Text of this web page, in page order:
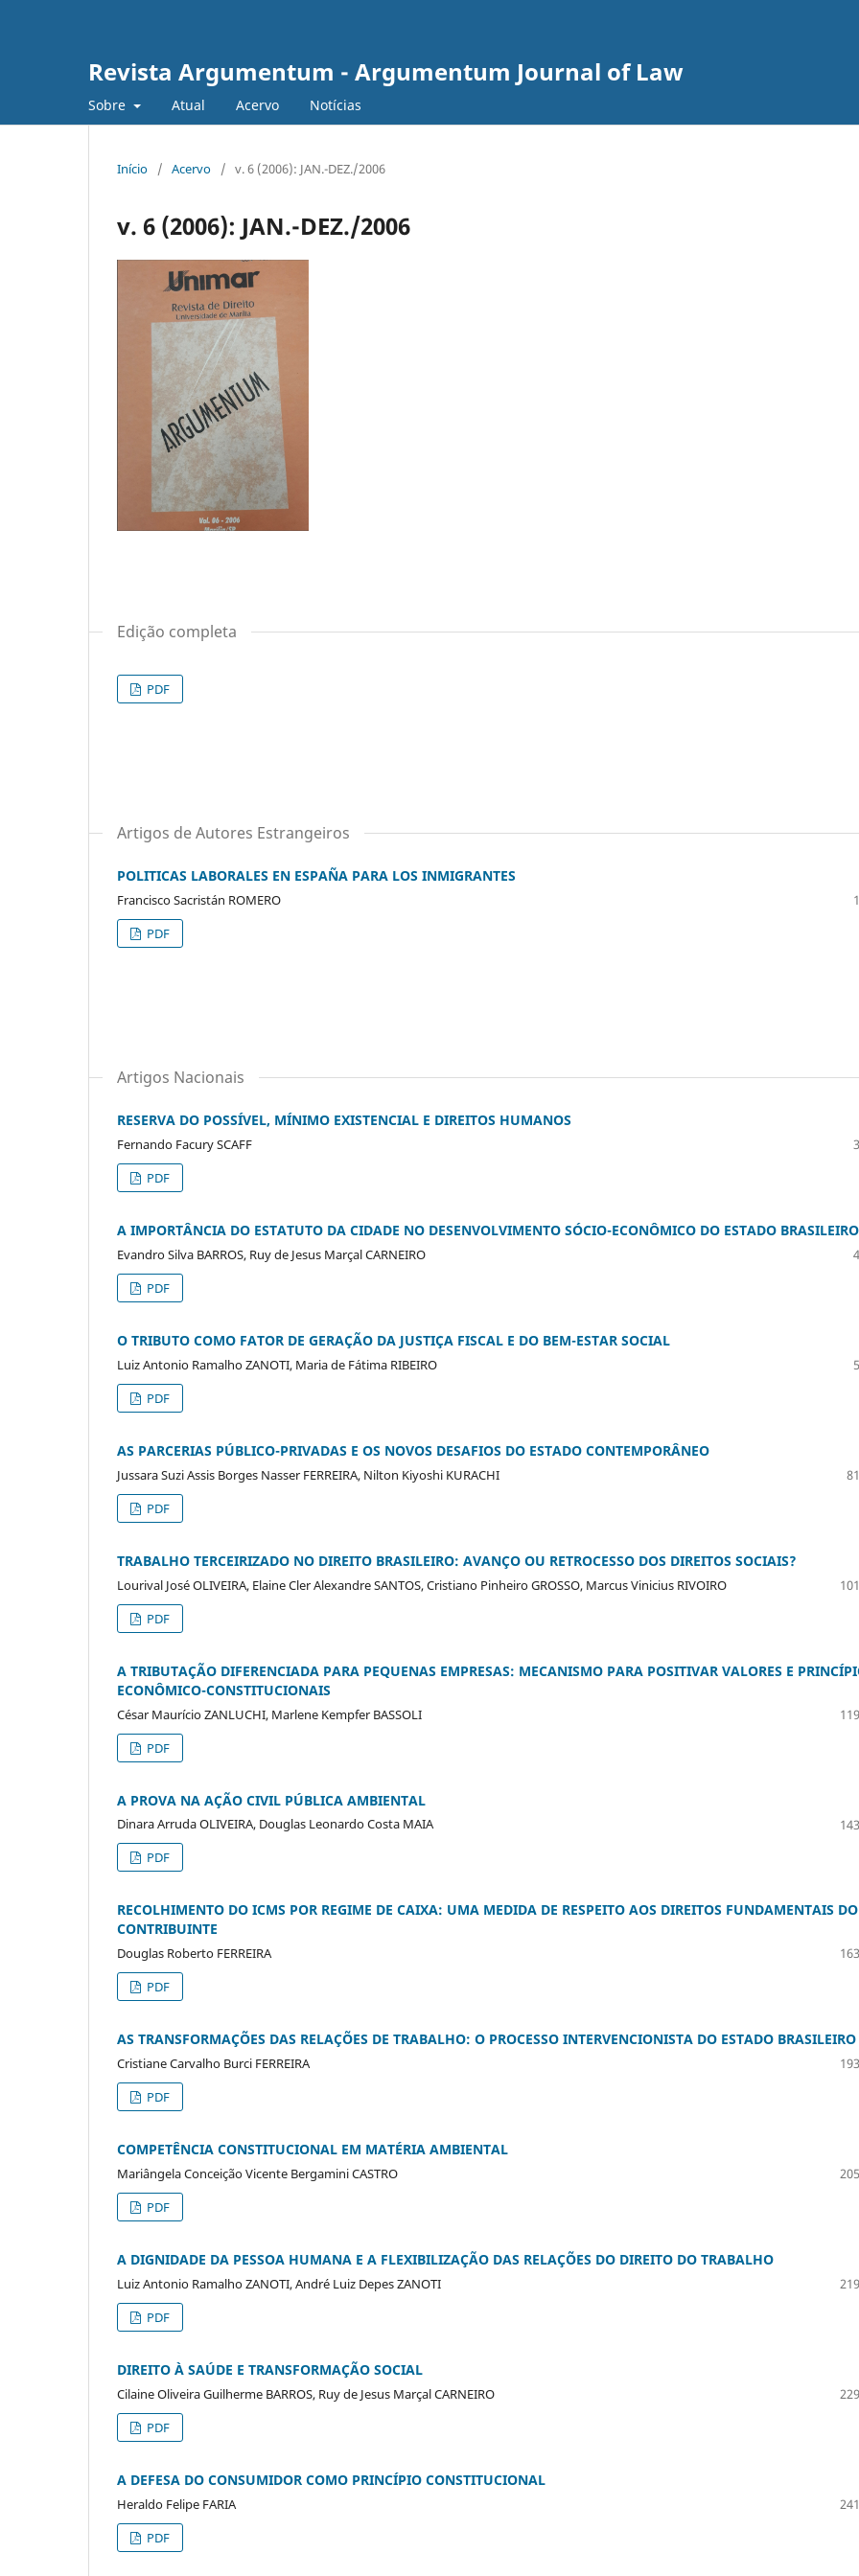
Revista Argumentum - Argumentum Journal of Law
Sobre Atual Acervo Notícias
Início / Acervo / v. 6 (2006): JAN.-DEZ./2006
v. 6 (2006): JAN.-DEZ./2006
Edição completa
PDF
Artigos de Autores Estrangeiros
POLITICAS LABORALES EN ESPAÑA PARA LOS INMIGRANTES
Francisco Sacristán ROMERO
PDF
Artigos Nacionais
RESERVA DO POSSÍVEL, MÍNIMO EXISTENCIAL E DIREITOS HUMANOS
Fernando Facury SCAFF
PDF
A IMPORTÂNCIA DO ESTATUTO DA CIDADE NO DESENVOLVIMENTO SÓCIO-ECONÔMICO DO ESTADO BRASILEIRO
Evandro Silva BARROS, Ruy de Jesus Marçal CARNEIRO
PDF
O TRIBUTO COMO FATOR DE GERAÇÃO DA JUSTIÇA FISCAL E DO BEM-ESTAR SOCIAL
Luiz Antonio Ramalho ZANOTI, Maria de Fátima RIBEIRO
PDF
AS PARCERIAS PÚBLICO-PRIVADAS E OS NOVOS DESAFIOS DO ESTADO CONTEMPORÂNEO
Jussara Suzi Assis Borges Nasser FERREIRA, Nilton Kiyoshi KURACHI
PDF
TRABALHO TERCEIRIZADO NO DIREITO BRASILEIRO: AVANÇO OU RETROCESSO DOS DIREITOS SOCIAIS?
Lourival José OLIVEIRA, Elaine Cler Alexandre SANTOS, Cristiano Pinheiro GROSSO, Marcus Vinicius RIVOIRO
PDF
A TRIBUTAÇÃO DIFERENCIADA PARA PEQUENAS EMPRESAS: MECANISMO PARA POSITIVAR VALORES E
ECONÔMICO-CONSTITUCIONAIS
César Maurício ZANLUCHI, Marlene Kempfer BASSOLI
PDF
A PROVA NA AÇÃO CIVIL PÚBLICA AMBIENTAL
Dinara Arruda OLIVEIRA, Douglas Leonardo Costa MAIA
PDF
RECOLHIMENTO DO ICMS POR REGIME DE CAIXA: UMA MEDIDA DE RESPEITO AOS DIREITOS FUNDAMENTAIS DO
CONTRIBUINTE
Douglas Roberto FERREIRA
PDF
AS TRANSFORMAÇÕES DAS RELAÇÕES DE TRABALHO: O PROCESSO INTERVENCIONISTA DO ESTADO BRASILEIRO
Cristiane Carvalho Burci FERREIRA
PDF
COMPETÊNCIA CONSTITUCIONAL EM MATÉRIA AMBIENTAL
Mariângela Conceição Vicente Bergamini CASTRO
PDF
A DIGNIDADE DA PESSOA HUMANA E A FLEXIBILIZAÇÃO DAS RELAÇÕES DO DIREITO DO TRABALHO
Luiz Antonio Ramalho ZANOTI, André Luiz Depes ZANOTI
PDF
DIREITO À SAÚDE E TRANSFORMAÇÃO SOCIAL
Cilaine Oliveira Guilherme BARROS, Ruy de Jesus Marçal CARNEIRO
PDF
A DEFESA DO CONSUMIDOR COMO PRINCÍPIO CONSTITUCIONAL
Heraldo Felipe FARIA
PDF